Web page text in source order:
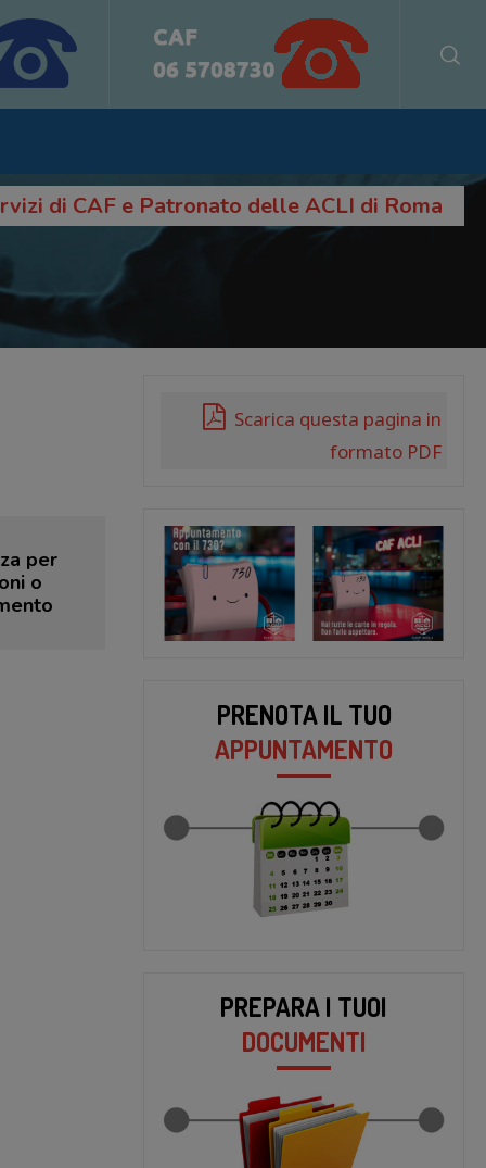
di CAF e Patronato delle ACLI di Roma
per
o
Scarica questa pagina in
formato PDF
PRENOTA IL TUO
APPUNTAMENTO
PREPARA I TUOI
DOCUMENTI